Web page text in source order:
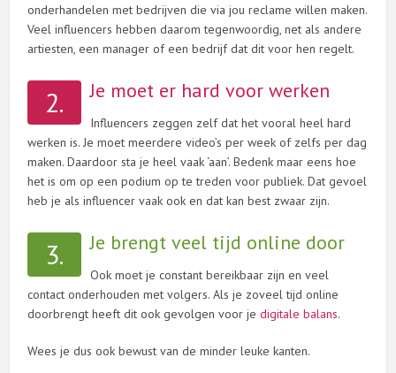
onderhandelen met bedrijven die via jou reclame willen maken.
Veel influencers hebben daarom tegenwoordig, net als andere
artiesten, een manager of een bedrijf dat dit voor hen regelt.
2. Je moet er hard voor werken
Influencers zeggen zelf dat het vooral heel hard
werken is. Je moet meerdere video’s per week of zelfs per dag
maken. Daardoor sta je heel vaak ‘aan’. Bedenk maar eens hoe
het is om op een podium op te treden voor publiek. Dat gevoel
heb je als influencer vaak ook en dat kan best zwaar zijn.
3. Je brengt veel tijd online door
Ook moet je constant bereikbaar zijn en veel
contact onderhouden met volgers. Als je zoveel tijd online
doorbrengt heeft dit ook gevolgen voor jedigitale balans.
Wees je dus ook bewust van de minder leuke kanten.